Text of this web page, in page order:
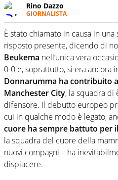
Rino Dazzo
GIORNALISTA
Se mai ci fosse modo di
una nicchia di esperti, lui
una svista arbitrale né gli
curve
È stato chiamato in causa in una
risposto presente, dicendo di
Beukema nell’unica vera
0-0 e, soprattutto, si era ancora
Donnarumma ha contribuito
Manchester City, la squadra di
difensore. Il debutto europeo
cui in qualche modo è legato,
cuore ha sempre battuto per
la squadra del cuore della
nuovi compagni – ha
dispiacere.